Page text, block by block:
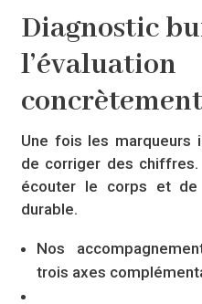
Diagnostic
Une fois les marqueurs
de corriger des
écouter le corps et de
durable.
Nos
trois axes